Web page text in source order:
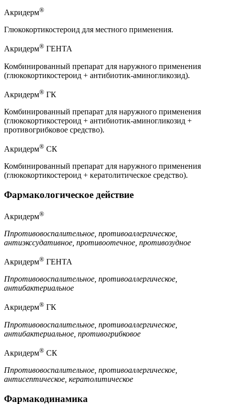
Акридерм®
Глюкокортикостероид для местного применения.
Акридерм® ГЕНТА
Комбинированный препарат для наружного применения
(глюкокортикостероид + антибиотик-аминогликозид).
Акридерм® ГК
Комбинированный препарат для наружного применения
(глюкокортикостероид + антибиотик-аминогликозид +
противогрибковое средство).
Акридерм® СК
Комбинированный препарат для наружного применения
(глюкокортикостероид + кератолитическое средство).
Фармакологическое действие
Акридерм®
Ппротивовоспалительное, противоаллергическое,
антиэкссудативное, противоотечное, противозудное
Акридерм® ГЕНТА
Ппротивовоспалительное, противоаллергическое,
антибактериальное
Акридерм® ГК
Ппротивовоспалительное, противоаллергическое,
антибактериальное, противогрибковое
Акридерм® СК
Ппротивовоспалительное, противоаллергическое,
антисептическое, кератолитическое
Фармакодинамика